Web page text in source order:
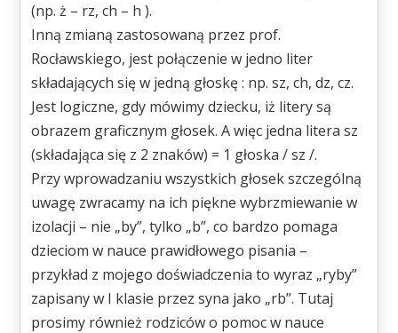
(np. ż – rz, ch – h ).
Inną zmianą zastosowaną przez prof.
Rocławskiego, jest połączenie w jedno liter
składających się w jedną głoskę : np. sz, ch, dz, cz.
Jest logiczne, gdy mówimy dziecku, iż litery są
obrazem graficznym głosek. A więc jedna litera sz
(składająca się z 2 znaków) = 1 głoska / sz /.
Przy wprowadzaniu wszystkich głosek szczególną
uwagę zwracamy na ich piękne wybrzmiewanie w
izolacji – nie „by”, tylko „b”, co bardzo pomaga
dzieciom w nauce prawidłowego pisania –
przykład z mojego doświadczenia to wyraz „ryby”
zapisany w I klasie przez syna jako „rb”. Tutaj
prosimy również rodziców o pomoc w nauce